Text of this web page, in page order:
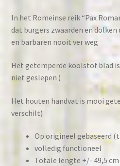
In het Romeinse reik “Pax
dat burgers zwaarden en
en barbaren nooit ver weg
Het getemperde koolstof blad
niet geslepen )
Het houten handvat is mooi
verschilt)
Op origineel gebaseerd
volledig functioneel
Totale lengte +/- 49,5 cm